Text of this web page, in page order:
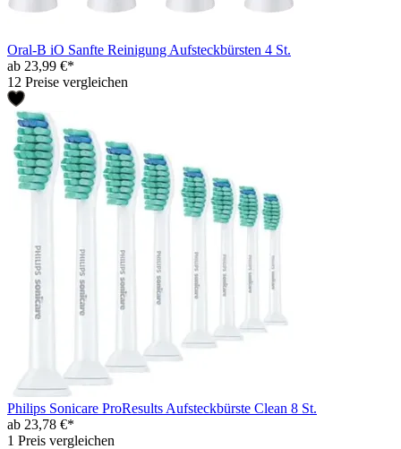
Oral-B iO Sanfte Reinigung Aufsteckbürsten 4 St.
ab 23,99 €*
12 Preise vergleichen
Philips Sonicare ProResults Aufsteckbürste Clean 8 St.
ab 23,78 €*
1 Preis vergleichen